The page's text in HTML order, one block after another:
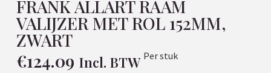
FRANK ALLART RAAM
VALIJZER MET ROL 152MM,
ZWART
€124.09 Incl. BTW Per stuk